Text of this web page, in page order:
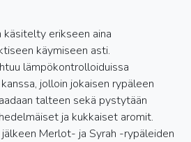
käsitelty erikseen aina
käymiseen asti.
lämpökontrolloiduissa
jolloin jokaisen rypäleen
talteen sekä pystytään
ja kukkaiset aromit.
Merlot- ja Syrah -rypäleiden